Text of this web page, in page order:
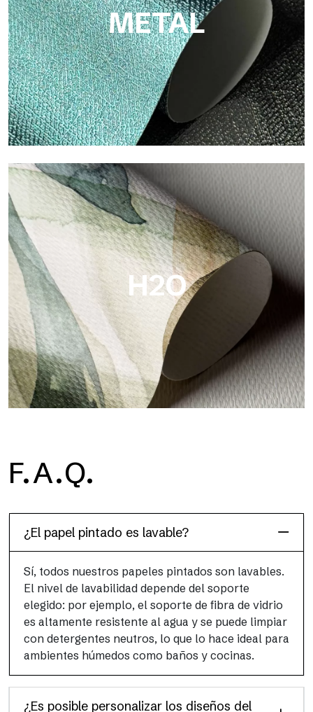
METAL
Metal
Metal es el papel pintado metálico de Tecnografica, con
reflejos metálicos únicos que resaltan los colores oro, plata,
cobre y ricos.
H2O
H2O es el papel pintado de baño de fibra de vidrio
impermeable, ideal para cabinas de ducha y ambientes
F.A.Q.
¿El papel pintado es lavable?
Sí, todos nuestros papeles pintados son lavables.
El nivel de lavabilidad depende del soporte
elegido: por ejemplo, el soporte de fibra de vidrio
es altamente resistente al agua y se puede limpiar
con detergentes neutros, lo que lo hace ideal para
ambientes húmedos como baños y cocinas.
¿Es posible personalizar los diseños del